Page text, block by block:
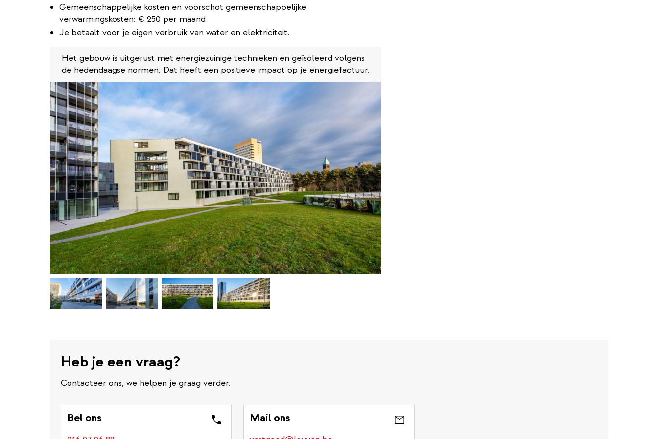
Gemeenschappelijke kosten en voorschot gemeenschappelijke
verwarmingskosten: € 250 per maand
Je betaalt voor je eigen verbruik van water en elektriciteit.
Het gebouw is uitgerust met energiezuinige technieken en geïsoleerd volgens
de hedendaagse normen. Dat heeft een positieve impact op je energiefactuur.
Heb je een vraag?
Contacteer ons, we helpen je graag verder.
Bel ons Mail ons